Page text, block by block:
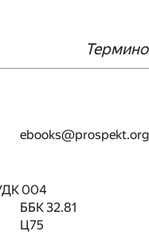
ebooks@prospekt.org
004
ББК 32.81
Ц75